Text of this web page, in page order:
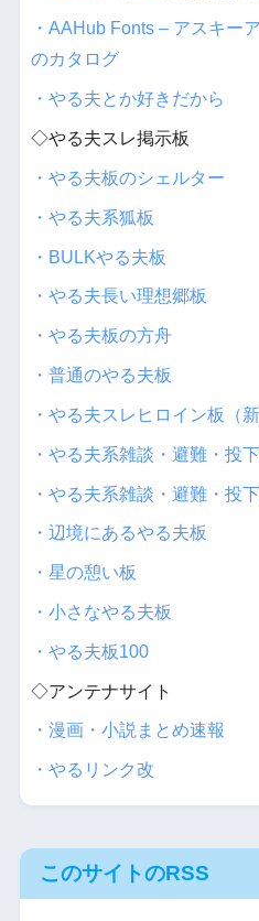
・AAHub Fonts – アスキー
のカタログ
・やる夫とか好きだから
◇やる夫スレ掲示板
・やる夫板のシェルター
・やる夫系狐板
・BULKやる夫板
・やる夫長い理想郷板
・やる夫板の方舟
・普通のやる夫板
・やる夫スレヒロイン板（新
・やる夫系雑談・避難・投
・やる夫系雑談・避難・投
・辺境にあるやる夫板
・星の憩い板
・小さなやる夫板
・やる夫板100
◇アンテナサイト
・漫画・小説まとめ速報
・やるリンク改
このサイトのRSS